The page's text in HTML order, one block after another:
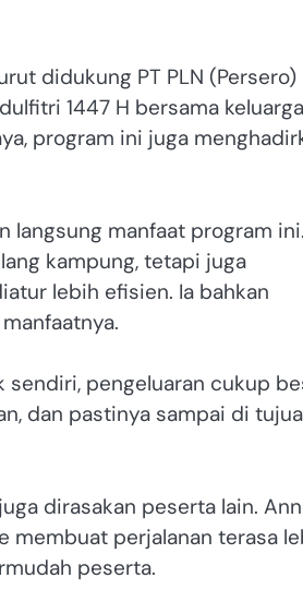
didukung PT PLN (Persero)
1447 H bersama
program ini juga
langsung manfaat program ini.
kampung, tetapi juga
lebih efisien. Ia bahkan
pengeluaran cukup
dan pastinya sampai di
dirasakan peserta lain.
membuat perjalanan terasa
peserta.